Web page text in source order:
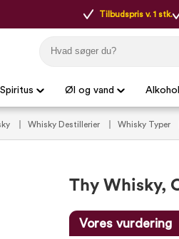
Tilbudspris v. 1 stk.
Spiritus Øl og vand
Whisky Destillerier Whisky Typer
Thy Whisky,
Vores vurdering